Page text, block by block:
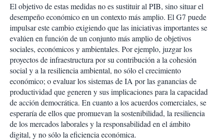
El objetivo de estas medidas no es sustituir al PIB, sino situar el
desempeño económico en un contexto más amplio. El G7 puede
impulsar este cambio exigiendo que las iniciativas importantes se
evalúen en función de un conjunto más amplio de objetivos
sociales, económicos y ambientales. Por ejemplo, juzgar los
proyectos de infraestructura por su contribución a la cohesión
social y a la resiliencia ambiental, no sólo el crecimiento
económico; o evaluar los sistemas de IA por las ganancias de
productividad que generen y sus implicaciones para la capacidad
de acción democrática. En cuanto a los acuerdos comerciales, se
esperaría de ellos que promuevan la sostenibilidad, la resiliencia
de los mercados laborales y la responsabilidad en el ámbito
digital, y no sólo la eficiencia económica.